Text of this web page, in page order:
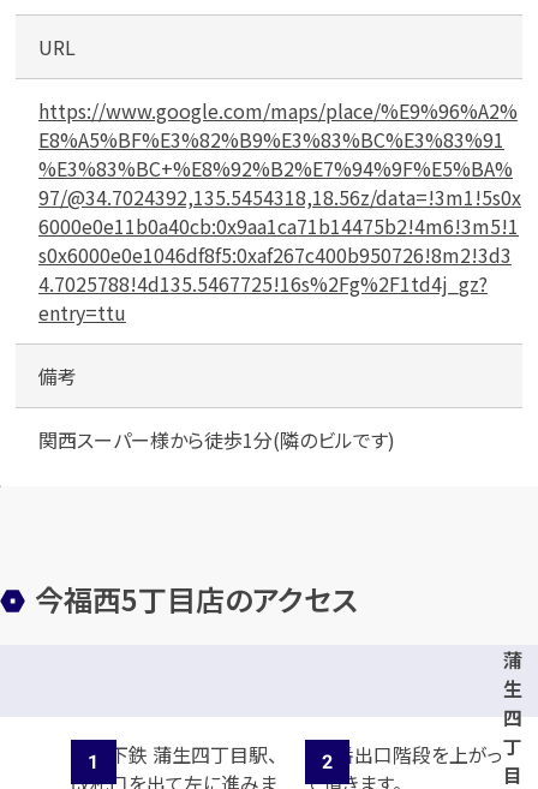
URL
https://www.google.com/maps/place/%E9%96%A2%
E8%A5%BF%E3%82%B9%E3%83%BC%E3%83%91
%E3%83%BC+%E8%92%B2%E7%94%9F%E5%BA%
97/@34.7024392,135.5454318,18.56z/data=!3m1!5s0x
6000e0e11b0a40cb:0x9aa1ca71b14475b2!4m6!3m5!1
s0x6000e0e1046df8f5:0xaf267c400b950726!8m2!3d3
4.7025788!4d135.5467725!16s%2Fg%2F1td4j_gz?
entry=ttu
備考
関西スーパー様から徒歩1分(隣のビルです)
今福西5丁目店のアクセス
蒲
生
四
丁
目